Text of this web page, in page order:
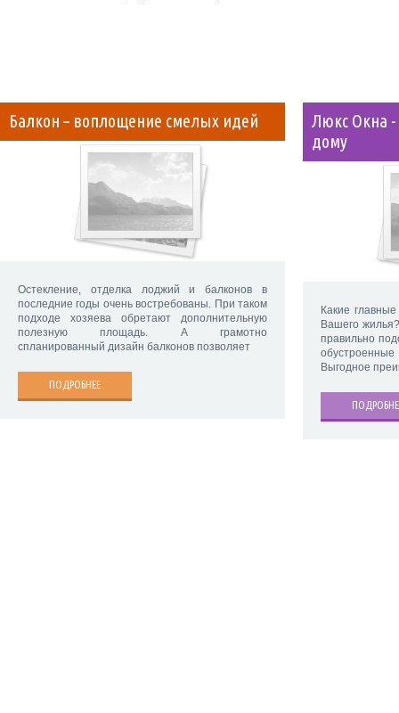
Балкон – воплощение смелых идей
Остекление, отделка лоджий и балконов в
последние годы очень востребованы. При таком
подходе хозяева обретают дополнительную
полезную площадь. А грамотно
спланированный дизайн балконов позволяет
ПОДРОБНЕЕ
Люкс Окна
дому
Какие
Вашего
правильно
Выгодное